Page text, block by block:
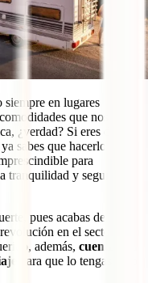
siempre en lugares
que nos da
¿verdad? Si eres de los
sabes que hacerlo con
para
tranquilidad y seguridad
pues acabas de llegar
en el sector y no
además, cuenta con
para que lo tengas todo